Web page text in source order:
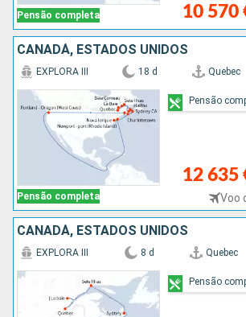
Pensão completa 10 570
CANADÁ, ESTADOS UNIDOS
Pensão completa
EXPLORA III 18 d Quebec
12 635
Voo
Pensão
CANADÁ, ESTADOS UNIDOS
EXPLORA III 8 d Quebec
Pensão